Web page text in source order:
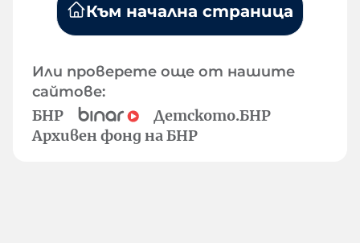
Към начална страница
Или проверете още от нашите
сайтове:
БНР
Детското.БНР
Архивен фонд на БНР